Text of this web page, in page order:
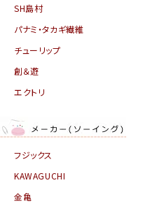
SH島村
パナミ・タカギ繊維
チューリップ
創＆遊
エクトリ
フジックス
KAWAGUCHI
金亀